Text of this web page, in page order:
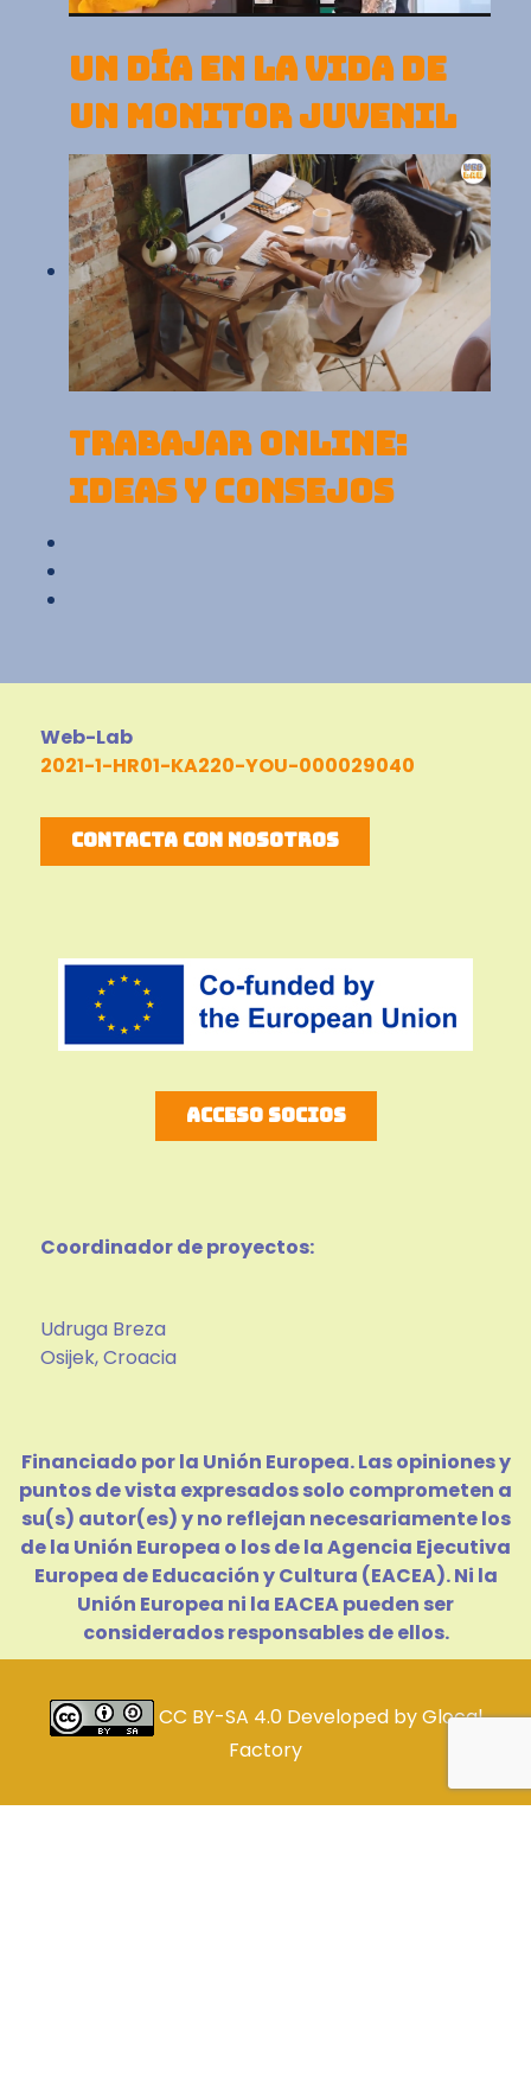
UN DÍA EN LA VIDA DE
UN MONITOR JUVENIL
TRABAJAR ONLINE:
IDEAS Y CONSEJOS
Web-Lab
2021-1-HR01-KA220-YOU-000029040
Contacta con nosotros
Acceso socios
Coordinador de proyectos:
Udruga Breza
Osijek, Croacia
Financiado por la Unión Europea. Las opiniones y
puntos de vista expresados solo comprometen a
su(s) autor(es) y no reflejan necesariamente los
de la Unión Europea o los de la Agencia Ejecutiva
Europea de Educación y Cultura (EACEA). Ni la
Unión Europea ni la EACEA pueden ser
considerados responsables de ellos.
CC BY-SA 4.0 Developed byGlocal
Factory